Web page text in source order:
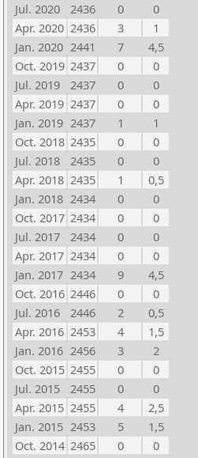
Jul. 2020
2436 0
0
Apr. 2020 2436 3
1
Jan. 2020 2441 7
4,5
Oct. 2019 2437 0
0
Jul. 2019
2437 0
0
Apr. 2019 2437 0
0
Jan. 2019 2437 1
1
Oct. 2018 2435 0
0
Jul. 2018
2435 0
0
Apr. 2018 2435 1
0,5
Jan. 2018 2434 0
0
Oct. 2017 2434 0
0
Jul. 2017
2434 0
0
Apr. 2017 2434 0
0
Jan. 2017 2434 9
4,5
Oct. 2016 2446 0
0
Jul. 2016
2446 2
0,5
Apr. 2016 2453 4
1,5
Jan. 2016 2456 3
2
Oct. 2015 2455 0
0
Jul. 2015
2455 0
0
Apr. 2015 2455 4
2,5
Jan. 2015 2453 5
1,5
Oct. 2014 2465 0
0